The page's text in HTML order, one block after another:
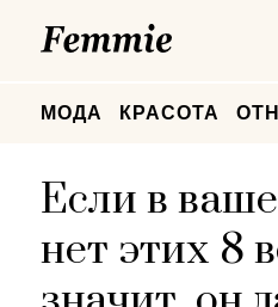
МОДА КРАСОТА
Если в
нет этих 8